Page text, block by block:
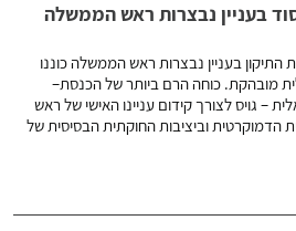
בעניין נבצרות ראש הממשלה
בעניין נבצרות ראש הממשלה כוננו
מובהקת. כוחה הרם ביותר של הכנסת–
– גויס לצורך קידום עניינו האישי של ראש
וביציבות החוקתית הבסיסית של